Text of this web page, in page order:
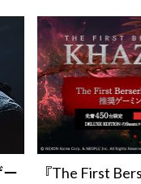
『The First